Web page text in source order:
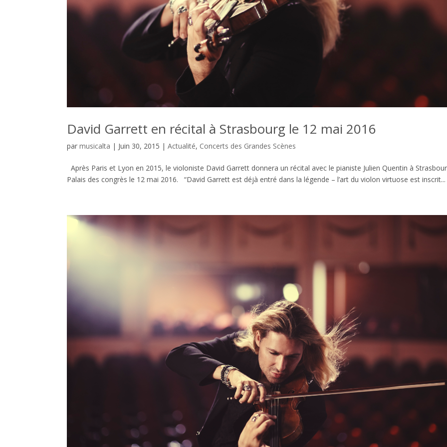
David Garrett en récital à Strasbourg le 12 mai 2016
parmusicalta | Juin 30, 2015 |Actualité, Concerts des Grandes Scènes
Après Paris et Lyon en 2015, le violoniste David Garrett donnera un récital avec le pianiste Julien Quentin à
Palais des congrès le 12 mai 2016. “David Garrett est déjà entré dans la légende – l’art du violon virtuose est inscrit...